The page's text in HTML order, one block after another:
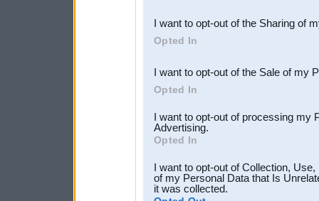
Downstream Participants
third parties.
I want to opt-out of the Sharing of
Opted In
I want to opt-out of the Sale of my
Opted In
I want to opt-out of processing my
Advertising.
Opted In
I want to opt-out of Collection,
of my Personal Data that Is
it was collected.